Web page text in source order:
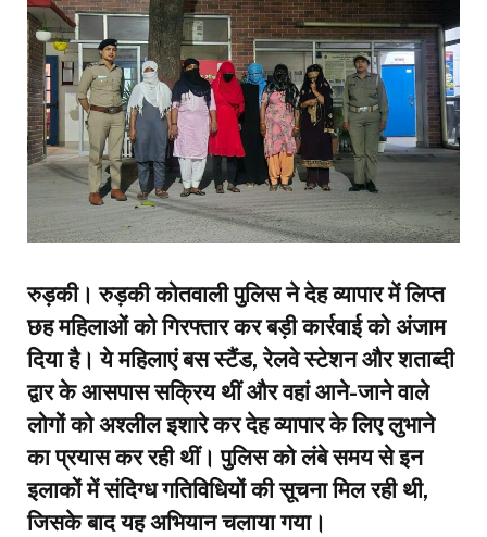
रुड़की। रुड़कीकोतवाली पुलिस ने देह व्यापार में लिप्त
छह महिलाओं को गिरफ्तार कर बड़ी कार्रवाई को अंजाम
दिया है। ये महिलाएं बस स्टैंड, रेलवे स्टेशन और शताब्दी
द्वार के आसपास सक्रिय थीं और वहां आने-जाने वाले
लोगों को अश्लील इशारे कर देह व्यापार के लिए लुभाने
का प्रयास कर रही थीं। पुलिस को लंबे समय से इन
इलाकों में संदिग्ध गतिविधियों की सूचना मिल रही थी,
जिसके बाद यह अभियान चलाया गया।